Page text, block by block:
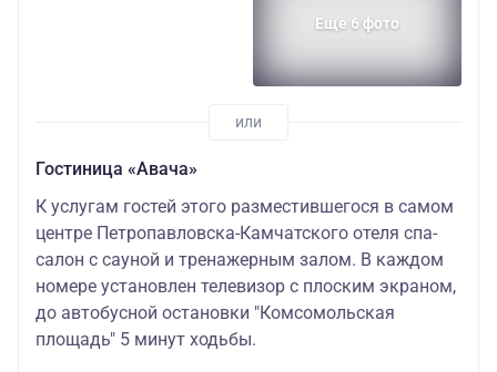
Еще 6 фото
Гостиница «Авача»
К услугам гостей этого разместившегося в самом
центре Петропавловска-Камчатского отеля спа-
салон с сауной и тренажерным залом. В каждом
номере установлен телевизор с плоским экраном,
до автобусной остановки "Комсомольская
площадь" 5 минут ходьбы.